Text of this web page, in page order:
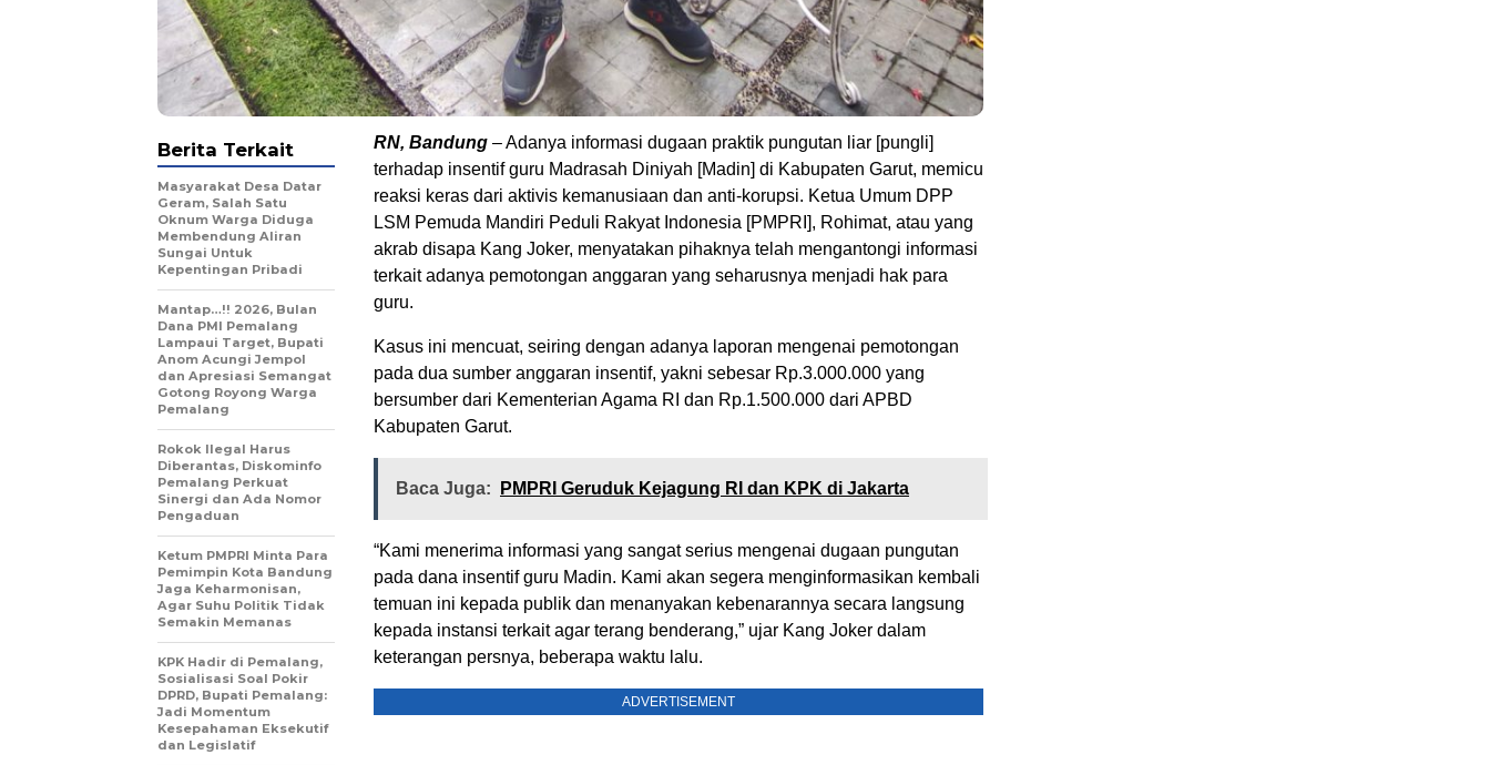
RN, Bandung – Adanya informasi dugaan praktik pungutan liar [pungli]
terhadap insentif guru Madrasah Diniyah [Madin] di Kabupaten Garut, memicu
reaksi keras dari aktivis kemanusiaan dan anti-korupsi. Ketua Umum DPP
LSM Pemuda Mandiri Peduli Rakyat Indonesia [PMPRI], Rohimat, atau yang
akrab disapa Kang Joker, menyatakan pihaknya telah mengantongi informasi
terkait adanya pemotongan anggaran yang seharusnya menjadi hak para
guru.
Kasus ini mencuat, seiring dengan adanya laporan mengenai pemotongan
pada dua sumber anggaran insentif, yakni sebesar Rp.3.000.000 yang
bersumber dari Kementerian Agama RI dan Rp.1.500.000 dari APBD
Kabupaten Garut.
Baca Juga: PMPRI Geruduk Kejagung RI dan KPK di Jakarta
“Kami menerima informasi yang sangat serius mengenai dugaan pungutan
pada dana insentif guru Madin. Kami akan segera menginformasikan kembali
temuan ini kepada publik dan menanyakan kebenarannya secara langsung
kepada instansi terkait agar terang benderang,” ujar Kang Joker dalam
keterangan persnya, beberapa waktu lalu.
ADVERTISEMENT
Berita Terkait
Masyarakat Desa Datar
Geram, Salah Satu
Oknum Warga Diduga
Membendung Aliran
Sungai Untuk
Kepentingan Pribadi
Mantap…!! 2026, Bulan
Dana PMI Pemalang
Lampaui Target, Bupati
Anom Acungi Jempol
dan Apresiasi Semangat
Gotong Royong Warga
Pemalang
Rokok Ilegal Harus
Diberantas, Diskominfo
Pemalang Perkuat
Sinergi dan Ada Nomor
Pengaduan
Ketum PMPRI Minta Para
Pemimpin Kota Bandung
Jaga Keharmonisan,
Agar Suhu Politik Tidak
Semakin Memanas
KPK Hadir di Pemalang,
Sosialisasi Soal Pokir
DPRD, Bupati Pemalang:
Jadi Momentum
Kesepahaman Eksekutif
dan Legislatif